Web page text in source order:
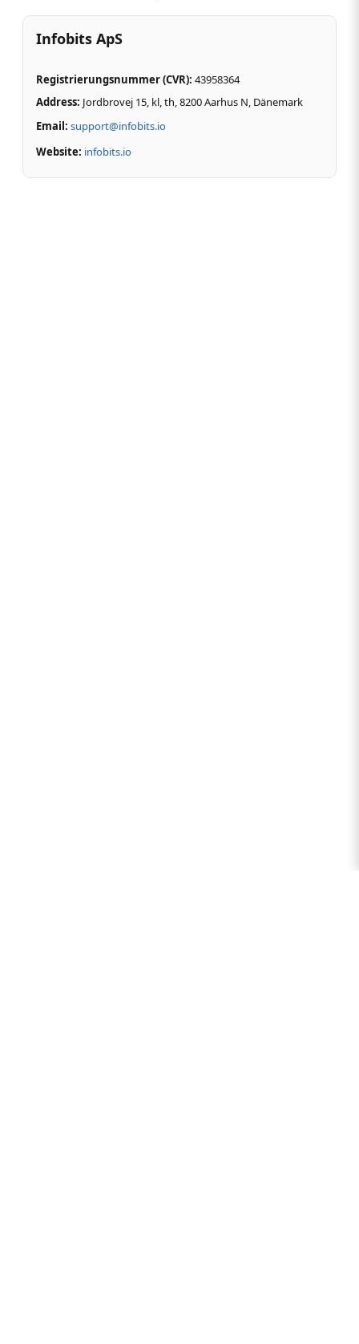
Infobits ApS
Registrierungsnummer (CVR): 43958364
Address: Jordbrovej 15, kl, th, 8200 Aarhus N, Dänemark
Email: support@infobits.io
Website: infobits.io